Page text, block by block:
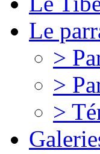
Le
>
>
>